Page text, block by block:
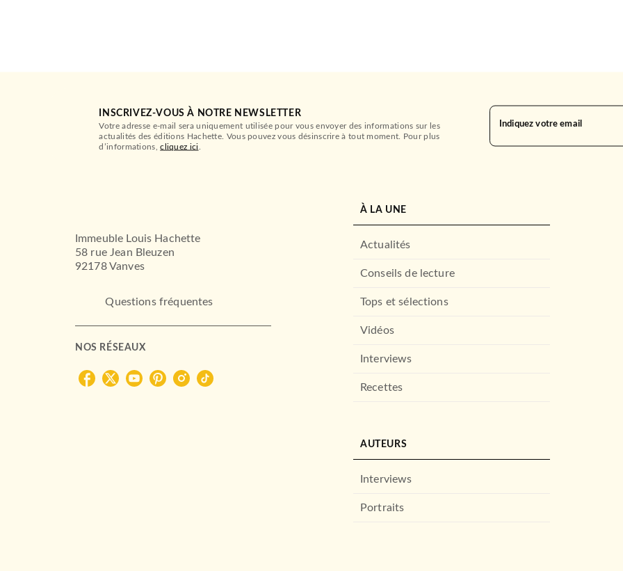
INSCRIVEZ-VOUS À NOTRE NEWSLETTER
Votre adresse e-mail sera uniquement utilisée pour vous envoyer des informations sur les
actualités des éditions Hachette. Vous pouvez vous désinscrire à tout moment. Pour plus
d’informations,cliquez ici
Indiquez votre email
Immeuble Louis Hachette
58 rue Jean Bleuzen
92178 Vanves
Questions fréquentes
NOS RÉSEAUX
À LA UNE
Actualités
Conseils de lecture
Tops et sélections
Vidéos
Interviews
Recettes
AUTEURS
Interviews
Portraits